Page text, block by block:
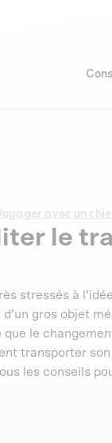
avec un
le
stressés à
gros objet
le
transporter
les conseils